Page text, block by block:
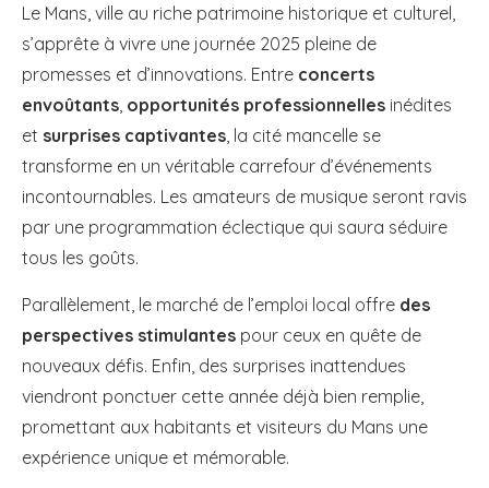
Le Mans, ville au riche patrimoine historique et culturel,
s’apprête à vivre une journée 2025 pleine de
promesses et d’innovations. Entre concerts
envoûtants opportunités professionnelles inédites
et surprises captivantes , la cité mancelle se
transforme en un véritable carrefour d’événements
incontournables. Les amateurs de musique seront ravis
par une programmation éclectique qui saura séduire
tous les goûts.
Parallèlement, le marché de l’emploi local offre des
perspectives stimulantes pour ceux en quête de
nouveaux défis. Enfin, des surprises inattendues
viendront ponctuer cette année déjà bien remplie,
promettant aux habitants et visiteurs du Mans une
expérience unique et mémorable.